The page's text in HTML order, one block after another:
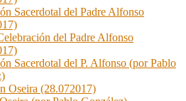
Sacerdotal del Padre Alfonso
del Padre Alfonso
Sacerdotal del P. Alfonso (por Pablo
Oseira (28.072017)